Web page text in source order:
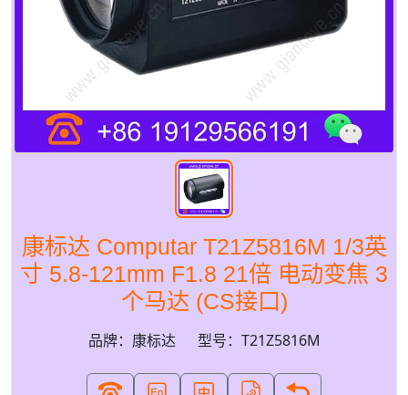
康标达 Computar T21Z5816M 1/3英
寸 5.8-121mm F1.8 21倍 电动变焦 3
个马达 (CS接口)
品牌：康标达 型号：T21Z5816M